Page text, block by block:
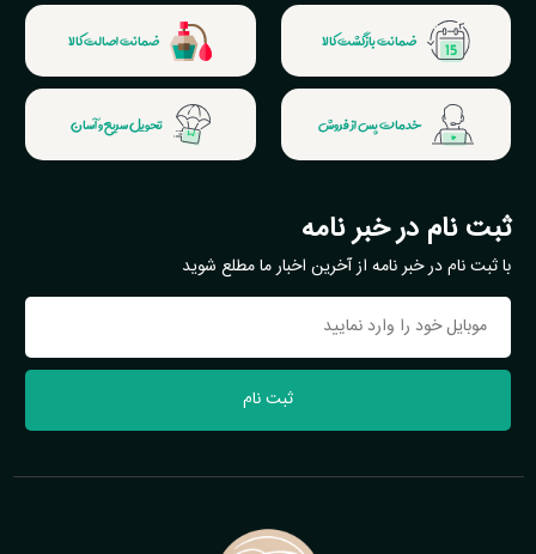
ضمانت بازگشت کالا ضمانت اصالت کالا
خدمات پس از فروش تحویل سریع و آسان
ثبت نام در خبر نامه
با ثبت نام در خبر نامه از آخرین اخبار ما مطلع شوید
ثبت نام